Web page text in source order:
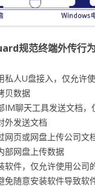
规范终端外传行为
私人U盘接入，仅允许
贝数据
IM聊天工具发送文档，
外发送文档
网页或网盘上传公司文
部网盘上传数据
软件，仅允许使用公司
免随意安装软件导致软